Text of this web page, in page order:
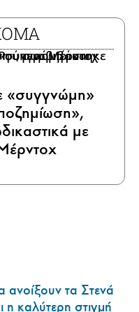
«συγγνώμη»
με
ανοίξουν τα Στενά
καλύτερη στιγμή